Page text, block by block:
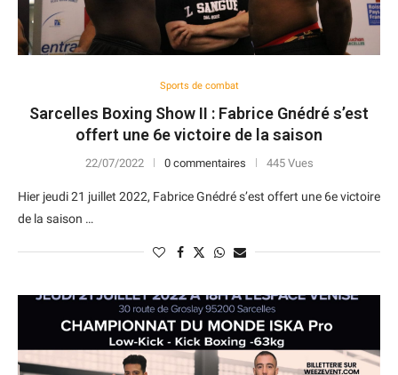
Sports de combat
Sarcelles Boxing Show II : Fabrice Gnédré s’est
offert une 6e victoire de la saison
22/07/2022 0 commentaires 445 Vues
Hier jeudi 21 juillet 2022, Fabrice Gnédré s’est offert une 6e victoire
de la saison …